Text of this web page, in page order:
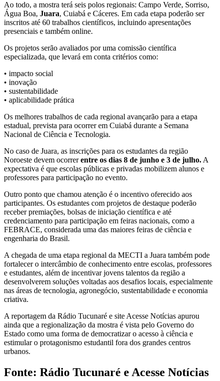
Ao todo, a mostra terá seis polos regionais: Campo Verde, Sorriso,
Água Boa, Juara, Cuiabá e Cáceres. Em cada etapa poderão ser
inscritos até 60 trabalhos científicos, incluindo apresentações
presenciais e também online.
Os projetos serão avaliados por uma comissão científica
especializada, que levará em conta critérios como:
• impacto social
• inovação
• sustentabilidade
• aplicabilidade prática
Os melhores trabalhos de cada regional avançarão para a etapa
estadual, prevista para ocorrer em Cuiabá durante a Semana
Nacional de Ciência e Tecnologia.
No caso de Juara, as inscrições para os estudantes da região
Noroeste devem ocorrerentre os dias 8 de junho e 3 de julho. A
expectativa é que escolas públicas e privadas mobilizem alunos e
professores para participação no evento.
Outro ponto que chamou atenção é o incentivo oferecido aos
participantes. Os estudantes com projetos de destaque poderão
receber premiações, bolsas de iniciação científica e até
credenciamento para participação em feiras nacionais, como a
FEBRACE, considerada uma das maiores feiras de ciência e
engenharia do Brasil.
A chegada de uma etapa regional da MECTI a Juara também pode
fortalecer o intercâmbio de conhecimento entre escolas, professores
e estudantes, além de incentivar jovens talentos da região a
desenvolverem soluções voltadas aos desafios locais, especialmente
nas áreas de tecnologia, agronegócio, sustentabilidade e economia
criativa.
A reportagem da Rádio Tucunaré e site Acesse Notícias apurou
ainda que a regionalização da mostra é vista pelo Governo do
Estado como uma forma de democratizar o acesso à ciência e
estimular o protagonismo estudantil fora dos grandes centros
urbanos.
Fonte: Rádio Tucunaré e Acesse Notícias